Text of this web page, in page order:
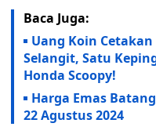
Baca Juga:
Uang Koin
Selangit, Satu
Honda Scoopy!
Harga Emas
22 Agustus 2024